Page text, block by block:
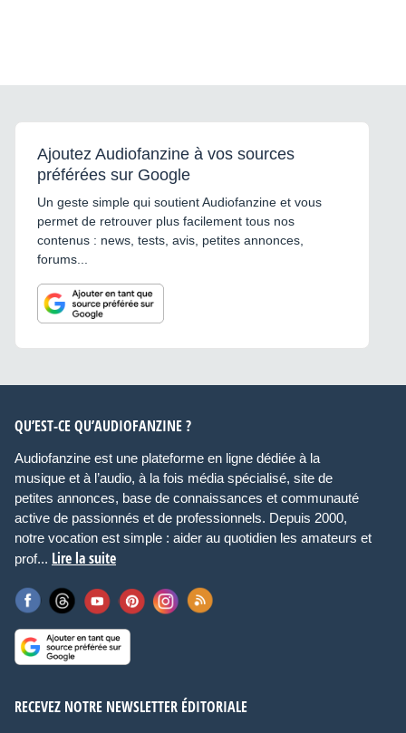
Ajoutez Audiofanzine à vos sources
préférées sur Google
Un geste simple qui soutient Audiofanzine et vous
permet de retrouver plus facilement tous nos
contenus : news, tests, avis, petites annonces,
forums...
QU’EST-CE QU’AUDIOFANZINE ?
Audiofanzine est une plateforme en ligne dédiée à la
musique et à l’audio, à la fois média spécialisé, site de
petites annonces, base de connaissances et communauté
active de passionnés et de professionnels. Depuis 2000,
notre vocation est simple : aider au quotidien les amateurs et
prof... Lire la suite
RECEVEZ NOTRE NEWSLETTER ÉDITORIALE